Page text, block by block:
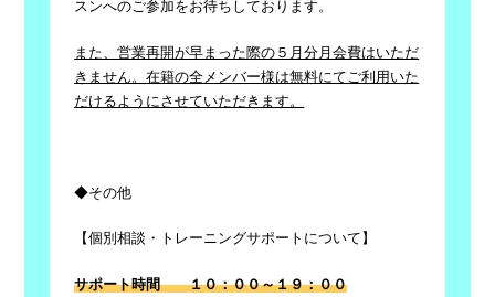
スンへのご参加をお待ちしております。
また、営業再開が早まった際の５月分月会費はいただ
きません。在籍の全メンバー様は無料にてご利用いた
だけるようにさせていただきます。
◆その他
【個別相談・トレーニングサポートについて】
サポート時間 １０：００～１９：００